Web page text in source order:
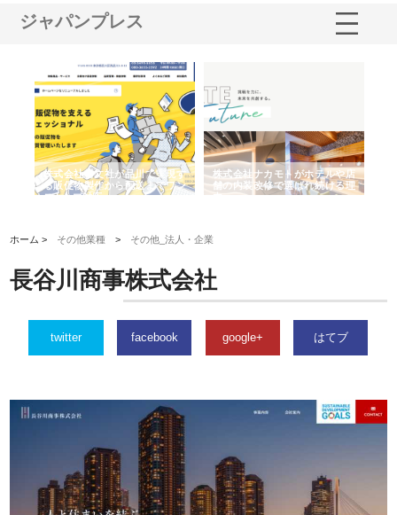
ジャパンプレス
株式会社耕文社が品川で実現す
る販促物製作から配送までワン
ストップ対応
株式会社ナカモトがホテルや店
舗の内装改修で選ばれ続ける理
由
ホーム > その他業種 > その他_法人・企業
長谷川商事株式会社
twitter facebook google+ はてブ